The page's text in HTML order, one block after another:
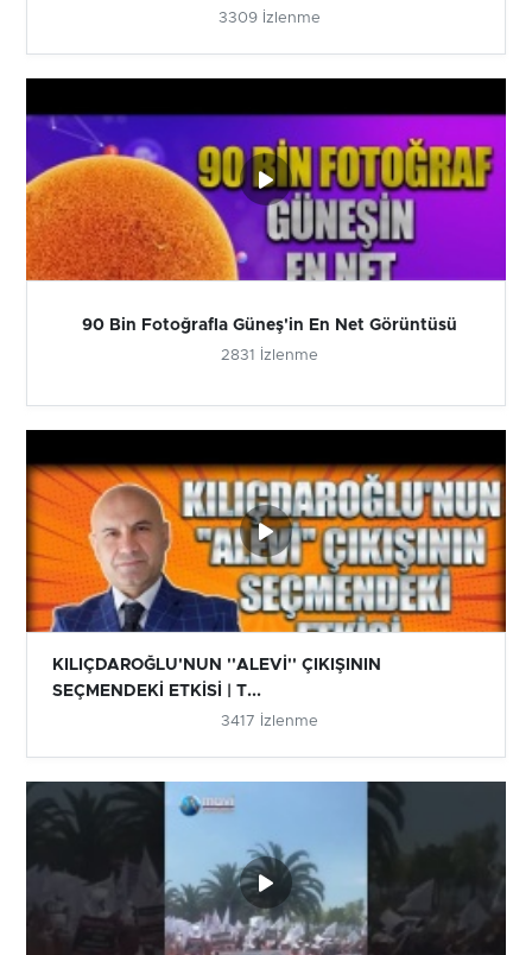
3309 İzlenme
90 Bin Fotoğrafla Güneş'in En Net Görüntüsü
2831 İzlenme
KILIÇDAROĞLU'NUN ''ALEVİ'' ÇIKIŞININ
SEÇMENDEKİ ETKİSİ | T...
3417 İzlenme